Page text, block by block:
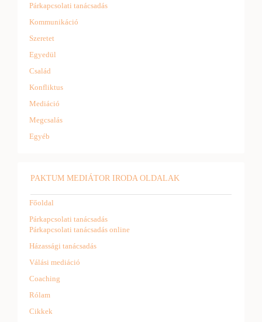
Párkapcsolati tanácsadás
Kommunikáció
Szeretet
Egyedül
Család
Konfliktus
Mediáció
Megcsalás
Egyéb
PAKTUM MEDIÁTOR IRODA OLDALAK
Főoldal
Párkapcsolati tanácsadás
Párkapcsolati tanácsadás online
Házassági tanácsadás
Válási mediáció
Coaching
Rólam
Cikkek